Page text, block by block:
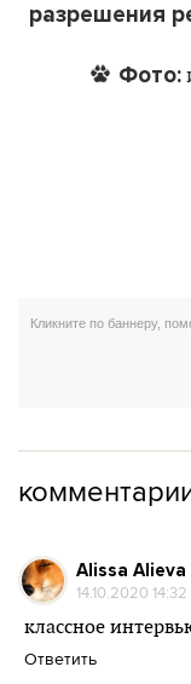
разрешения
Фото:
Alissa Alieva
14.10.2020 14:32
классное
Ответить